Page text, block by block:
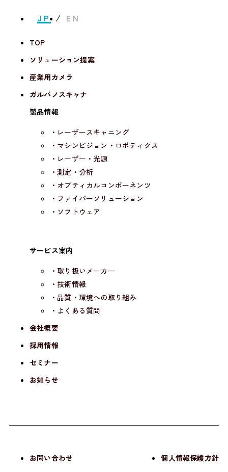
JP EN
TOP
ソリューション提案
産業用カメラ
ガルバノスキャナ
製品情報
・レーザースキャニング
・マシンビジョン・ロボティクス
・レーザー・光源
・測定・分析
・オプティカルコンポーネンツ
・ファイバーソリューション
・ソフトウェア
サービス案内
・取り扱いメーカー
・技術情報
・品質・環境への取り組み
・よくある質問
会社概要
採用情報
セミナー
お知らせ
お問い合わせ 個人情報保護方針